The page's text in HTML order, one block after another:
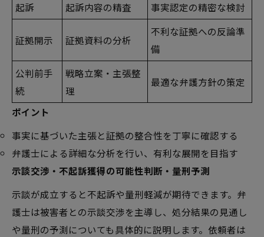
起訴
起訴内容の精査 事実認定の精密な検討
証拠開示 証拠資料の分析
不利な証拠への反論準
備
公判前手
続
戦略立案・主張整
理
最適な弁護方針の策定
ポイント
事実に基づいた主張と証拠の整合性を丁寧に確認する
弁護士による詳細な分析を行い、有利な展開を目指す
示談交渉・不起訴獲得の可能性判断・量刑予測
示談が成立すると不起訴や量刑軽減が期待できます。弁
護士は被害者との示談交渉を主導し、処分結果の見通し
や量刑の予測についても具体的に説明します。依頼者は